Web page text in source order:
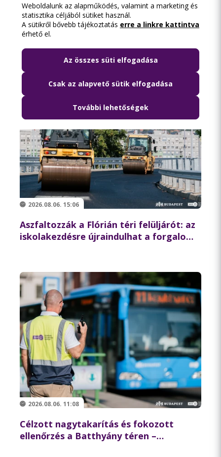
2026.08.06. 18:15
Lezárják péntek hajnalban a Szabadság
híd környékét
2026.08.06. 15:06
Aszfaltozzák a Flórián téri felüljárót: az
iskolakezdésre újraindulhat a forgalom
2026.08.06. 11:08
Célzott nagytakarítás és fokozott
ellenőrzés a Batthyány téren –
Weboldalunk az alapműködés, valamint a marketing és
statisztika céljából sütiket használ.
A sütikről bővebb tájékoztatás erre a linkre kattintva
érhető el.
Az összes süti elfogadása
Csak az alapvető sütik elfogadása
További lehetőségek